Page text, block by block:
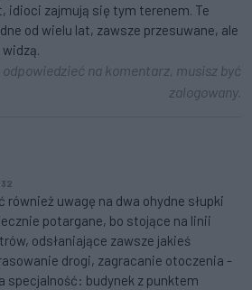
idioci zajmują się tym terenem. Te
od wielu lat, zawsze przesuwane, ale
odpowiedzieć na komentarz, musisz być
zalogowany.
również uwagę na dwa ohydne słupki
potargane, bo stojące na linii
odsłaniające zawsze jakieś
drogi, zagracanie otoczenia -
specjalność: budynek z punktem